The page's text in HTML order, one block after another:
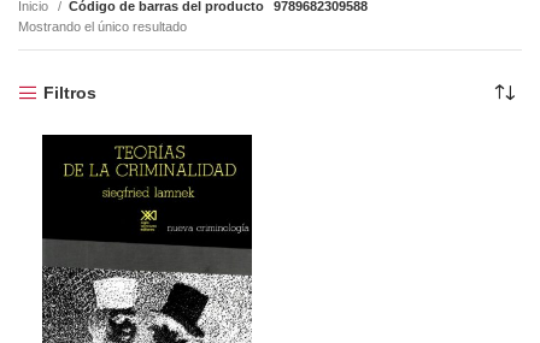
Inicio Código de barras del producto
9789682309588
Mostrando el único resultado
Filtros